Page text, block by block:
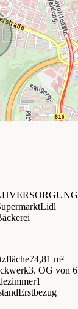
Lidl
74,81 m²
3. OG von 6
1
Erstbezug